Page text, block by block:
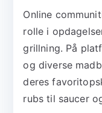
Online
rolle i
grillning. På
og diverse
deres
rubs til saucer